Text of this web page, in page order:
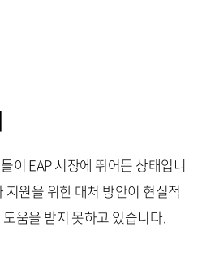
이 EAP 시장에 뛰어든 상태입니
원을 위한 대처 방안이 현실적
움을 받지 못하고 있습니다.